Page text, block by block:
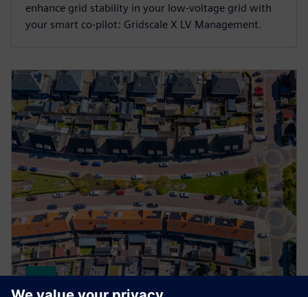
enhance grid stability in your low-voltage grid with
your smart co-pilot: Gridscale X LV Management.